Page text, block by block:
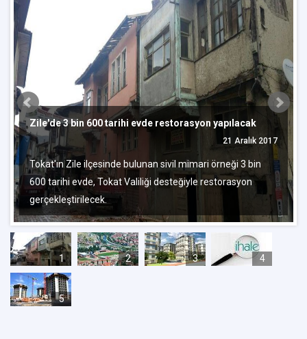
Zile'de 3 bin 600 tarihi evde restorasyon yapılacak
21 Aralık 2017
Tokat'ın Zile ilçesinde bulunan sivil mimari örneği 3 bin
600 tarihi evde, Tokat Valiliği desteğiyle restorasyon
gerçekleştirilecek.
1 2 3 4
5